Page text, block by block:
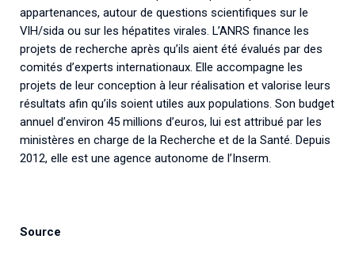
appartenances, autour de questions scientifiques sur le
VIH/sida ou sur les hépatites virales. L’ANRS finance les
projets de recherche après qu’ils aient été évalués par des
comités d’experts internationaux. Elle accompagne les
projets de leur conception à leur réalisation et valorise leurs
résultats afin qu’ils soient utiles aux populations. Son budget
annuel d’environ 45 millions d’euros, lui est attribué par les
ministères en charge de la Recherche et de la Santé. Depuis
2012, elle est une agence autonome de l’Inserm.
Source